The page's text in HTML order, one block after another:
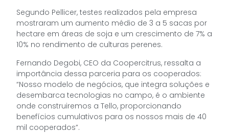
Segundo Pellicer, testes realizados pela empresa
mostraram um aumento médio de 3 a 5 sacas por
hectare em áreas de soja e um crescimento de 7% a
10% no rendimento de culturas perenes.
Fernando Degobi, CEO da Coopercitrus, ressalta a
importância dessa parceria para os cooperados:
“Nosso modelo de negócios, que integra soluções e
desembarca tecnologias no campo, é o ambiente
onde construiremos a Tello, proporcionando
benefícios cumulativos para os nossos mais de 40
mil cooperados”.